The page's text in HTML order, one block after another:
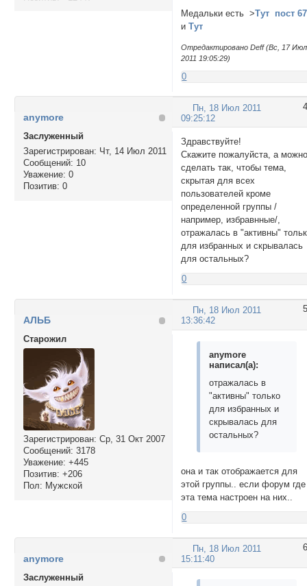
Медальки есть >Тут пост
иТут
Отредактировано Deff (Вс, 17 Июл
2011 19:05:29)
0
4
Пн, 18 Июл 2011
09:25:12
anymore
Заслуженный
Зарегистрирован: Чт, 14 Июл 2011
Сообщений: 10
Уважение: 0
Позитив: 0
Здравствуйте!
Скажите пожалуйста, а
сделать так, чтобы тема,
скрытая для всех
пользователей кроме
определенной группы /
например, избравнные/,
отражалась в "активны"
для избранных и скрывалась
для остальных?
0
5
Пн, 18 Июл 2011
13:36:42
АЛЬБ
Cтарожил
Зарегистрирован: Ср, 31 Окт 2007
Сообщений: 3178
Уважение: +445
Позитив: +206
Пол: Мужской
anymore
написал(а):
отражалась в
"активны" только
для избранных и
скрывалась для
остальных?
она и так отображается для
этой группы.. если форум где
эта тема настроен на них..
0
6
Пн, 18 Июл 2011
15:11:40
anymore
Заслуженный